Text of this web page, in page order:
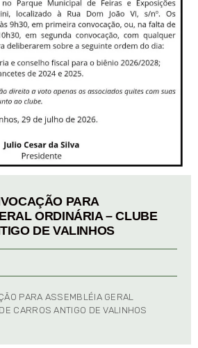
PARA
ORDINÁRIA – CLUBE
DE VALINHOS
PARA ASSEMBLÉIA GERAL
CARROS ANTIGO DE VALINHOS